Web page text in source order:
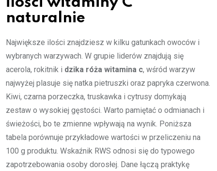
naturalnie
Największe ilości znajdziesz w kilku gatunkach owoców i
wybranych warzywach. W grupie liderów znajdują się
acerola, rokitnik i dzika róża witamina c, wśród warzyw
najwyżej plasuje się natka pietruszki oraz papryka czerwona.
Kiwi, czarna porzeczka, truskawka i cytrusy domykają
zestaw o wysokiej gęstości. Warto pamiętać o odmianach i
świeżości, bo te zmienne wpływają na wynik. Poniższa
tabela porównuje przykładowe wartości w przeliczeniu na
100 g produktu. Wskaźnik RWS odnosi się do typowego
zapotrzebowania osoby dorosłej. Dane łączą praktykę